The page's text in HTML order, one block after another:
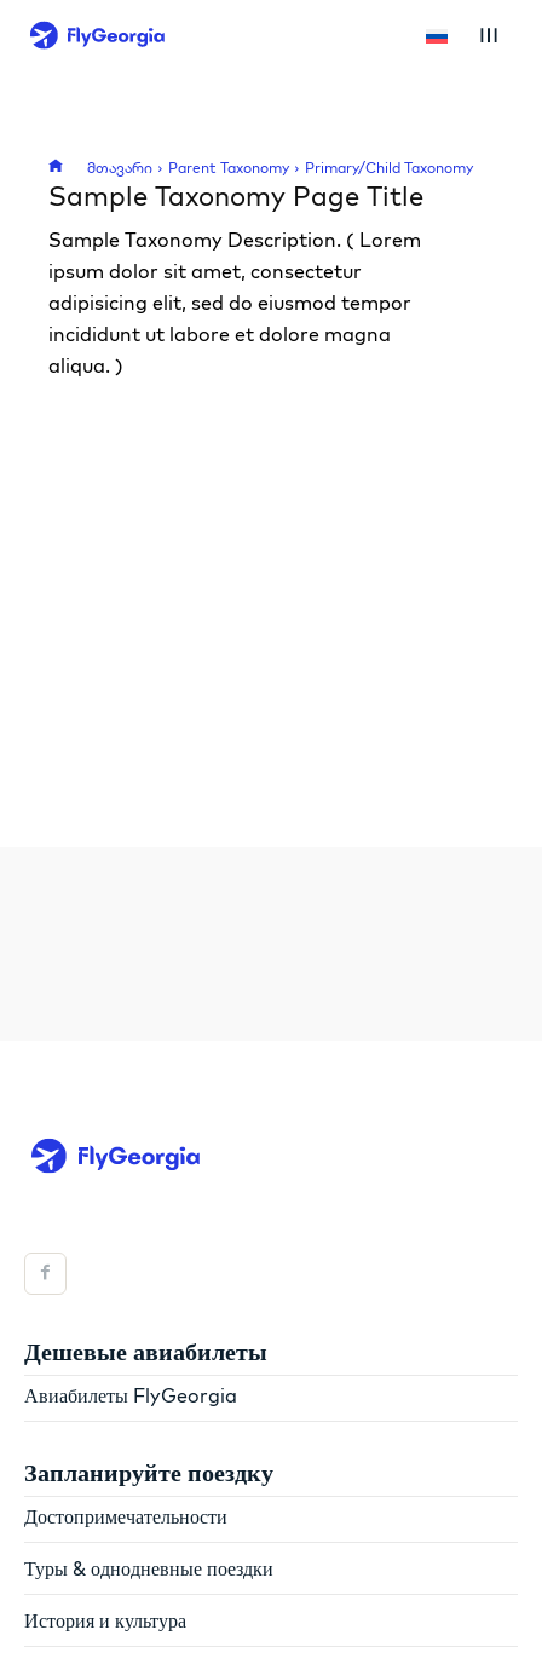
მთავარი Parent Taxonomy Primary/Child Taxonomy
Sample Taxonomy Page Title
Sample Taxonomy Description. ( Lorem
ipsum dolor sit amet, consectetur
adipisicing elit, sed do eiusmod tempor
incididunt ut labore et dolore magna
aliqua. )
Дешевые авиабилеты
Авиабилеты FlyGeorgia
Запланируйте поездку
Достопримечательности
Туры & однодневные поездки
История и культура